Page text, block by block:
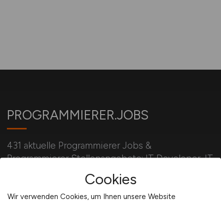
PROGRAMMIERER.JOBS
431 aktuelle Programmierer Jobs &
Programmierer Stellenangebote: IT Developer, IT
Entwickler, IT Engineer, Developer, C/C++, C#,
Software EntwicklerCookies
Wir verwenden Cookies, um Ihnen unsere Website